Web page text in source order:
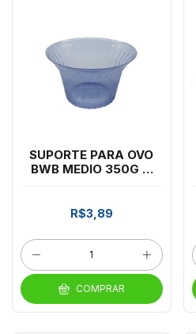
SUPORTE PARA OVO
BWB MEDIO 350G A
R$3,89
COMPRAR